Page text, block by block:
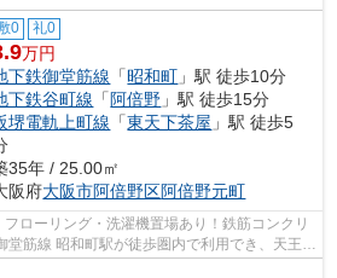
0 礼0
万円
下鉄御堂筋線 「昭和町 」駅 徒歩10分
下鉄谷町線 「 阿倍野 」駅 徒歩15分
堺電軌上町線 「東天下茶屋 」駅 徒歩5
35年 / 25.00㎡
阪府大阪市阿倍野区阿倍野元町
ローリング・洗濯機置場あり！鉄筋コンクリ
おり...